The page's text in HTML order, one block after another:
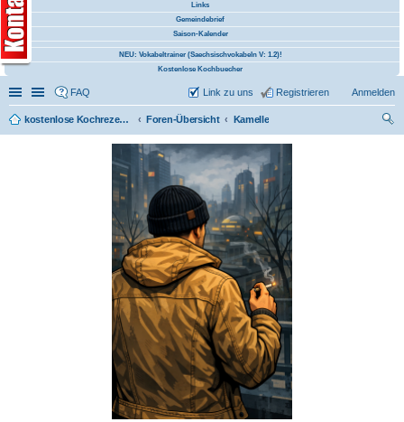
Links
Gemeindebrief
Saison-Kalender
NEU: Vokabeltrainer (Saechsischvokabeln V: 1.2)!
Kostenlose Kochbuecher
Schnellzugriff
Linkliste
FAQ Anmelden
Registrieren
Link zu uns
kostenlose Kochrezepte und kostenlose Kochbücher Foren-Übersicht
Kamelle